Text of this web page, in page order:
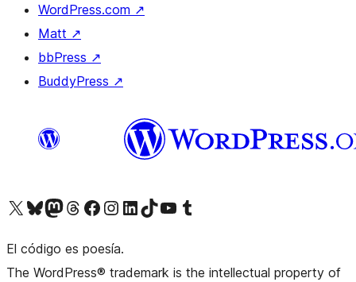
WordPress.com ↗
Matt ↗
bbPress ↗
BuddyPress ↗
Visita nuestra cuenta de X (anteriormente Twitter)
Visit our Bluesky account
Visit our Mastodon account
Visit our Threads account
Visita nuestra página de Facebook
Visita nuestra cuenta de Instagram
Visita nuestra cuenta de LinkedIn
Visit our TikTok account
Visita nuestro canal de YouTube
Visit our Tumblr account
El código es poesía.
The WordPress® trademark is the intellectual property of